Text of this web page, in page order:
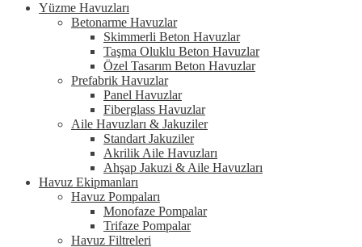
Yüzme Havuzları
Betonarme Havuzlar
Skimmerli Beton Havuzlar
Taşma Oluklu Beton Havuzlar
Özel Tasarım Beton Havuzlar
Prefabrik Havuzlar
Panel Havuzlar
Fiberglass Havuzlar
Aile Havuzları & Jakuziler
Standart Jakuziler
Akrilik Aile Havuzları
Ahşap Jakuzi & Aile Havuzları
Havuz Ekipmanları
Havuz Pompaları
Monofaze Pompalar
Trifaze Pompalar
Havuz Filtreleri